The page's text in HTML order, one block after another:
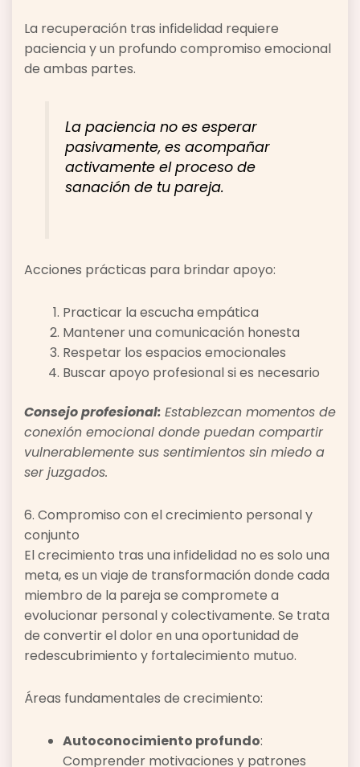
La recuperación tras infidelidad requiere
paciencia y un profundo compromiso emocional
de ambas partes.
La paciencia no es esperar
pasivamente, es acompañar
activamente el proceso de
sanación de tu pareja.
Acciones prácticas para brindar apoyo:
Practicar la escucha empática
Mantener una comunicación honesta
Respetar los espacios emocionales
Buscar apoyo profesional si es necesario
Consejo profesional: Establezcan momentos de
conexión emocional donde puedan compartir
vulnerablemente sus sentimientos sin miedo a
ser juzgados.
6. Compromiso con el crecimiento personal y
conjunto
El crecimiento tras una infidelidad no es solo una
meta, es un viaje de transformación donde cada
miembro de la pareja se compromete a
evolucionar personal y colectivamente. Se trata
de convertir el dolor en una oportunidad de
redescubrimiento y fortalecimiento mutuo.
Áreas fundamentales de crecimiento:
Autoconocimiento profundo:
Comprender motivaciones y patrones